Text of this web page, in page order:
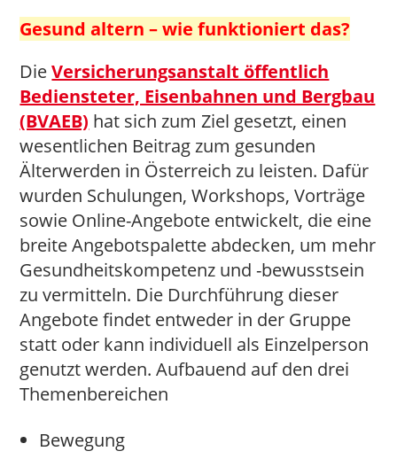
Gesund altern – wie funktioniert das?
DieVersicherungsanstalt öffentlich
Bediensteter, Eisenbahnen und Bergbau
(BVAEB) hat sich zum Ziel gesetzt, einen
wesentlichen Beitrag zum gesunden
Älterwerden in Österreich zu leisten. Dafür
wurden Schulungen, Workshops, Vorträge
sowie Online-Angebote entwickelt, die eine
breite Angebotspalette abdecken, um mehr
Gesundheitskompetenz und -bewusstsein
zu vermitteln. Die Durchführung dieser
Angebote findet entweder in der Gruppe
statt oder kann individuell als Einzelperson
genutzt werden. Aufbauend auf den drei
Themenbereichen
Bewegung